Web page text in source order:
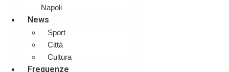
Napoli
News
Sport
Città
Cultura
Frequenze